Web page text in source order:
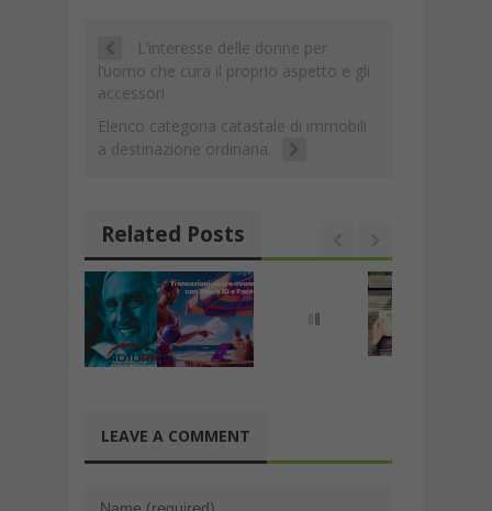
k p
n
k
di
L’interesse delle donne per
l’uomo che cura il proprio aspetto e gli
accessori
Elenco categoria catastale di immobili
a destinazione ordinaria.
Related Posts
LEAVE A COMMENT